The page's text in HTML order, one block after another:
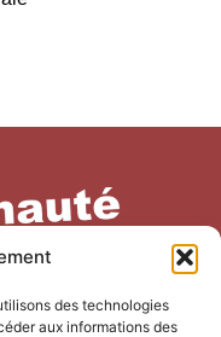
des technologies
aux informations des